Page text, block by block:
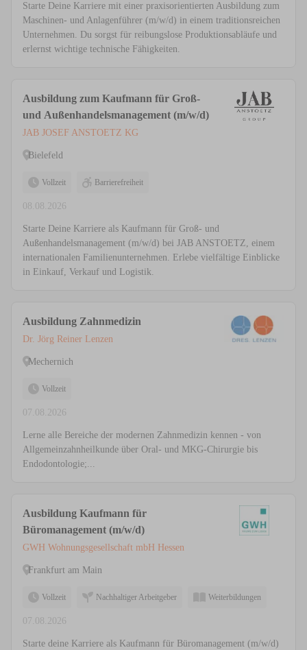
Starte Deine Karriere mit einer praxisorientierten Ausbildung zum
Maschinen- und Anlagenführer (m/w/d) in einem traditionsreichen
Unternehmen. Du sorgst für reibungslose Produktionsabläufe und
erlernst wichtige technische Fähigkeiten.
Ausbildung zum Kaufmann für Groß-
und Außenhandelsmanagement (m/w/d)
JAB JOSEF ANSTOETZ KG
Bielefeld
Vollzeit Barrierefreiheit
08.08.2026
Starte Deine Karriere als Kaufmann für Groß- und
Außenhandelsmanagement (m/w/d) bei JAB ANSTOETZ, einem
internationalen Familienunternehmen. Erlebe vielfältige Einblicke
in Einkauf, Verkauf und Logistik.
Ausbildung Zahnmedizin
Dr. Jörg Reiner Lenzen
Mechernich
Vollzeit
07.08.2026
Lerne alle Bereiche der modernen Zahnmedizin kennen - von
Allgemeinzahnheilkunde über Oral- und MKG-Chirurgie bis
Endodontologie;...
Ausbildung Kaufmann für
Büromanagement (m/w/d)
GWH Wohnungsgesellschaft mbH Hessen
Frankfurt am Main
Vollzeit Nachhaltiger Arbeitgeber Weiterbildungen
07.08.2026
Starte deine Karriere als Kaufmann für Büromanagement (m/w/d)